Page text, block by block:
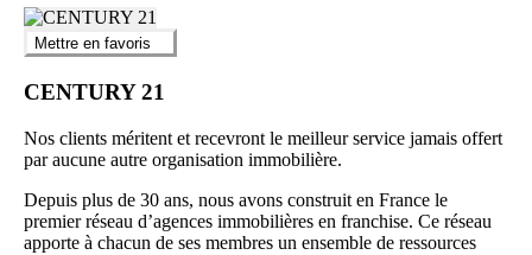
Mettre en favoris
CENTURY 21
Nos clients méritent et recevront le meilleur service jamais offert
par aucune autre organisation immobilière.
Depuis plus de 30 ans, nous avons construit en France le
premier réseau d’agences immobilières en franchise. Ce réseau
apporte à chacun de ses membres un ensemble de ressources